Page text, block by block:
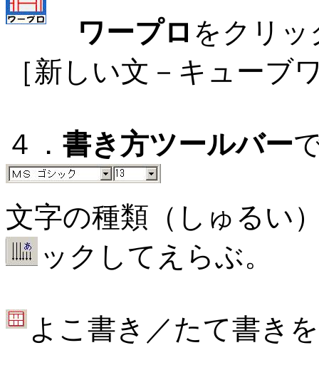
ワープロ をクリ
［新しい文－キューブ
４． 書き方ツールバー
文字の種類（しゅるい
ックしてえらぶ。
よこ書き／たて書き